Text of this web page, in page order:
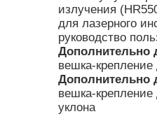
излучения
для лазерного
руководство
Дополнительно
вешка-крепление
Дополнительно
вешка-крепление
уклона